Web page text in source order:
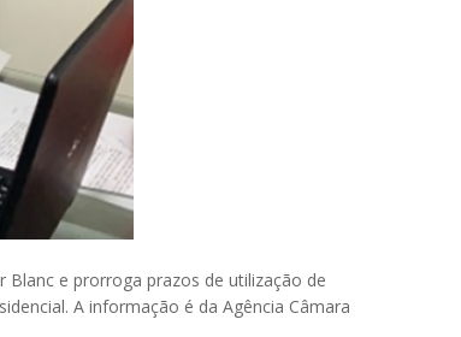
Blanc e prorroga prazos de utilização de
A informação é da Agência Câmara